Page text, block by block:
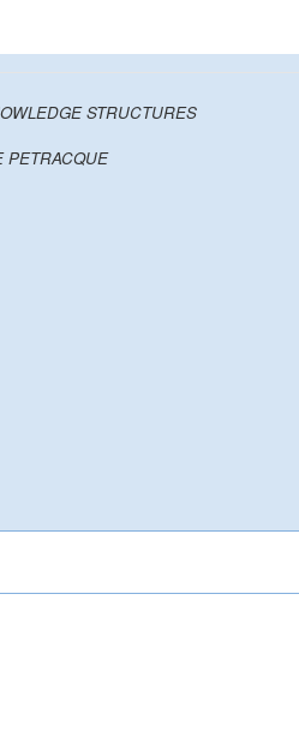
STRUCTURES
PETRACQUE